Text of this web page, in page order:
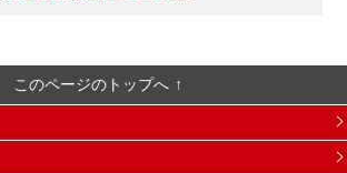
このページのトップへ